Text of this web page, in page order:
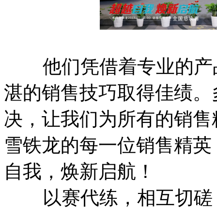
他们凭借着专业的产
湛的销售技巧取得佳绩
决，让我们为所有的销
雪铁龙的每一位销售精
自我，焕新启航！
以赛代练，相互切磋